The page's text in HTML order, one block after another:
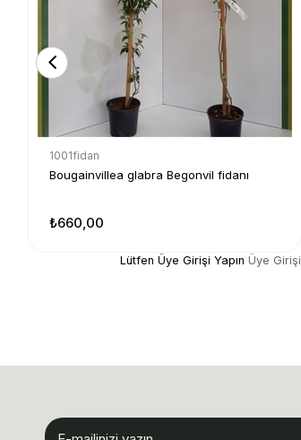
1001fidan
Bougainvillea glabra Begonvil fidanı
₺660,00
Lütfen Üye Girişi Yapın Üye Girişi